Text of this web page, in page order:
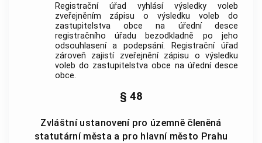
Registrační úřad vyhlásí výsledky voleb
zveřejněním zápisu o výsledku voleb do
zastupitelstva obce na úřední desce
registračního úřadu bezodkladně po jeho
odsouhlasení a podepsání. Registrační úřad
zároveň zajistí zveřejnění zápisu o výsledku
voleb do zastupitelstvaobce na úřední desce
obce.
§ 48
Zvláštní ustanovení pro územně členěná
statutární města a pro hlavní město Prahu